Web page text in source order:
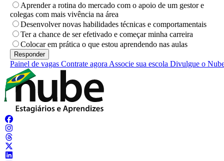
Aprender a rotina do mercado com o apoio de um gestor e
colegas com mais vivência na área
Desenvolver novas habilidades técnicas e comportamentais
Ter a chance de ser efetivado e começar minha carreira
Colocar em prática o que estou aprendendo nas aulas
Painel de vagas Contrate agora Associe sua escola Divulgue o